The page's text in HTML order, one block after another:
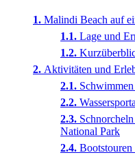
Malindi Beach auf
Lage und
Aktivitäten und
National Park